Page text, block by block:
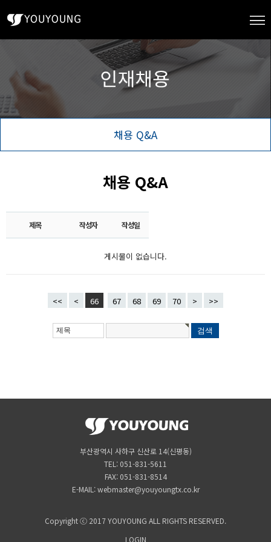
채용 Q&A
채용 Q&A
제목 작성자 작성일
게시물이 없습니다.
<< < 66 67 68 69 70 > >>
부산광역시 사하구 신산로 14(신평동)
TEL: 051-831-5611
FAX: 051-831-8514
E-MAIL: webmaster@youyoungtx.co.kr
Copyright ⓒ 2017 YOUYOUNG ALL RIGHTS RESERVED.
LOGIN